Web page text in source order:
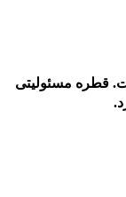
مسئولیتی